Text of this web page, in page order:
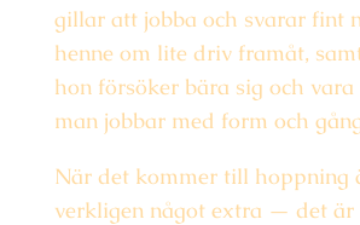
gillar att jobba och svarar fint
henne om lite driv framåt,
hon försöker bära sig och
man jobbar med form och
När det kommer till hoppning
verkligen något extra — det